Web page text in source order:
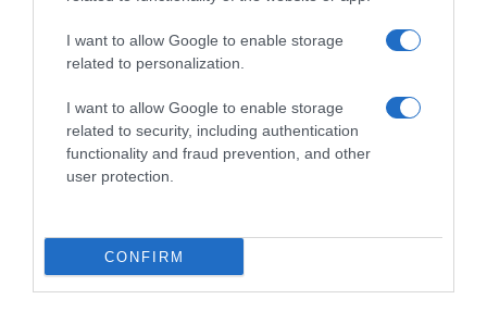
I want to allow Google to enable storage
related to personalization.
I want to allow Google to enable storage
related to security, including authentication
functionality and fraud prevention, and other
user protection.
CONFIRM
σκοτώθηκε σε αεροπορικό δυστύχημα
12.03.2025 - 21:11